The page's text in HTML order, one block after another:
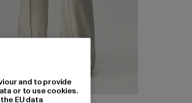
and to provide
or to use cookies.
EU data